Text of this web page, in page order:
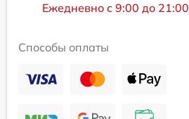
Ежедневно с 9:00 до 21:00
Способы оплаты